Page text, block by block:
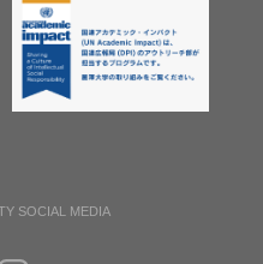
SOCIAL MEDIA